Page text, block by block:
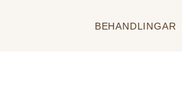
BEHANDLINGAR